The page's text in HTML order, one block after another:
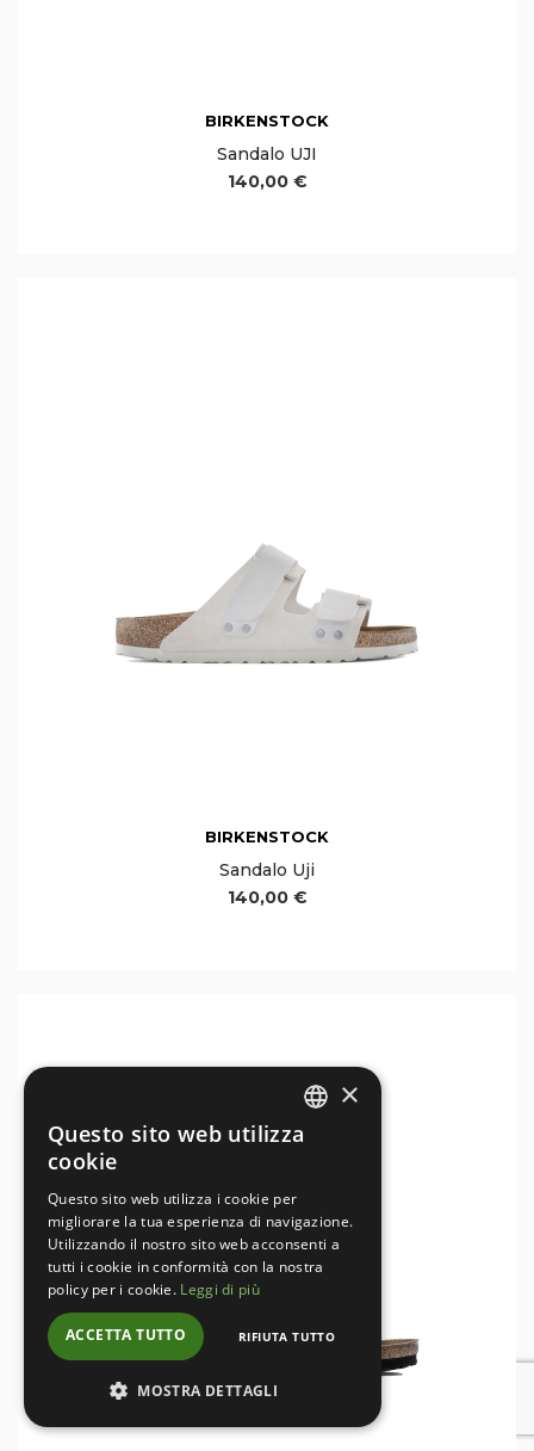
BIRKENSTOCK
Sandalo UJI
140,00 €
BIRKENSTOCK
Sandalo Uji
140,00 €
×
Questo sito web utilizza
cookie
Questo sito web utilizza i cookie per
migliorare la tua esperienza di navigazione.
Utilizzando il nostro sito web acconsenti a
tutti i cookie in conformità con la nostra
policy per i cookie. Leggi di più
ACCETTA TUTTO RIFIUTA TUTTO
MOSTRA DETTAGLI